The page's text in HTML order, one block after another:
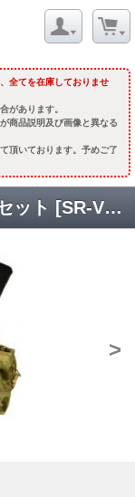
全てを在庫しておりませ
があります。
商品説明及び画像と異なる
頂いております。予めご了
6094タイプ プレートキャリアセット [SR-VT-020] [取寄]
>